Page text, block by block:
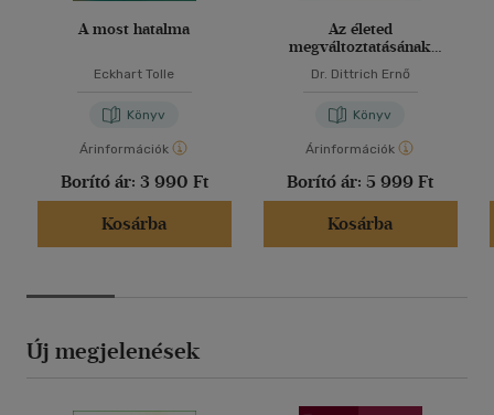
A most hatalma
Eckhart Tolle
Könyv
Árinformációk
Borító ár: 3 990 Ft
Kosárba
Az életed
megváltoztatásának
Dr. Dittrich Ernő
Könyv
Árinformációk
Borító ár: 5 999 Ft
Kosárba
Új megjelenések